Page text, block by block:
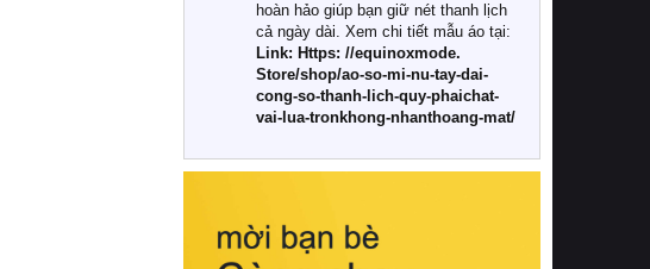
Khác với các dòng sản phẩm thông
thường, những bộ chăn ga gối đệm
cao cấp trải qua quy trình sản xuất
nghiêm ngặt từ khâu chọn lọc nguyên
liệu tự nhiên đến công nghệ dệt
nhuộm hiện đại không chứa hóa chất
này, bạn sẽ cảm nhận rõ rệt sự khác
hồi chuẩn xác của phần đệm nâng đỡ
cột sống.
hoàn hảo giúp bạn giữ nét thanh lịch
cả ngày dài. Xem chi tiết mẫu áo tại:
Link: Https: //equinoxmode.
Store/shop/ao-so-mi-nu-tay-dai-
cong-so-thanh-lich-quy-phaichat-
vai-lua-tronkhong-nhanthoang-mat/